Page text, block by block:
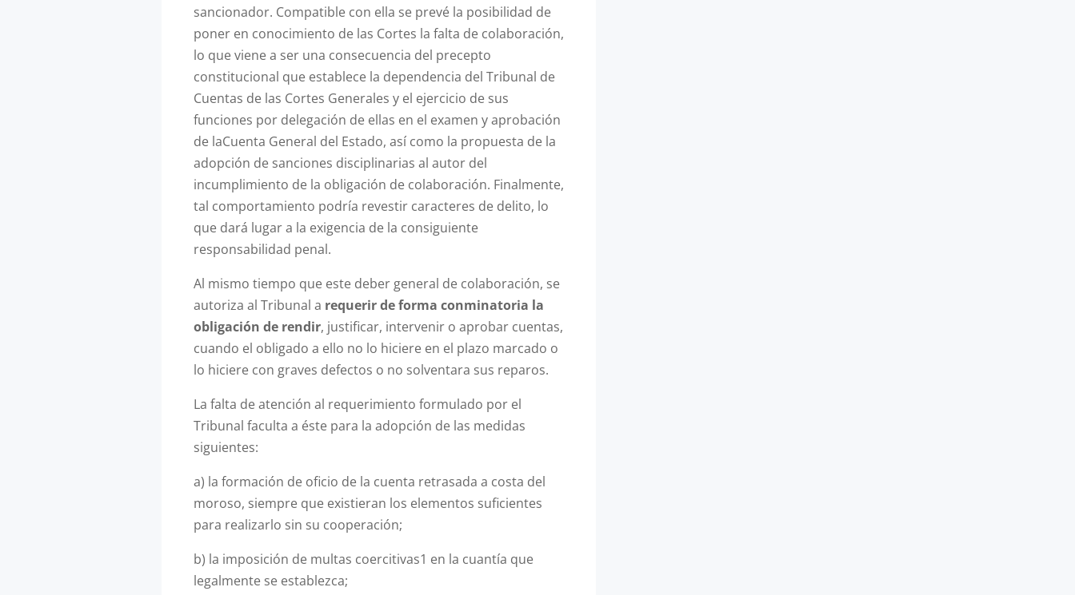
sancionador. Compatible con ella se prevé la posibilidad de
poner en conocimiento de las Cortes la falta de colaboración,
lo que viene a ser una consecuencia del precepto
constitucional que establece la dependencia del Tribunal de
Cuentas de las Cortes Generales y el ejercicio de sus
funciones por delegación de ellas en el examen y aprobación
de laCuenta General del Estado, así como la propuesta de la
adopción de sanciones disciplinarias al autor del
incumplimiento de la obligación de colaboración. Finalmente,
tal comportamiento podría revestir caracteres de delito, lo
que dará lugar a la exigencia de la consiguiente
responsabilidad penal.
Al mismo tiempo que este deber general de colaboración, se
autoriza al Tribunal a requerir de forma conminatoria la
obligación de rendir, justificar, intervenir o aprobar cuentas,
cuando el obligado a ello no lo hiciere en el plazo marcado o
lo hiciere con graves defectos o no solventara sus reparos.
La falta de atención al requerimiento formulado por el
Tribunal faculta a éste para la adopción de las medidas
siguientes:
a) la formación de oficio de la cuenta retrasada a costa del
moroso, siempre que existieran los elementos suficientes
para realizarlo sin su cooperación;
b) la imposición de multas coercitivas1 en la cuantía que
legalmente se establezca;